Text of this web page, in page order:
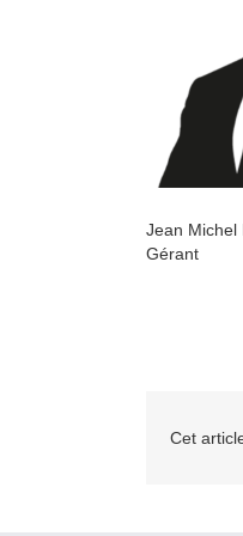
Jean Michel
Gérant
Cet